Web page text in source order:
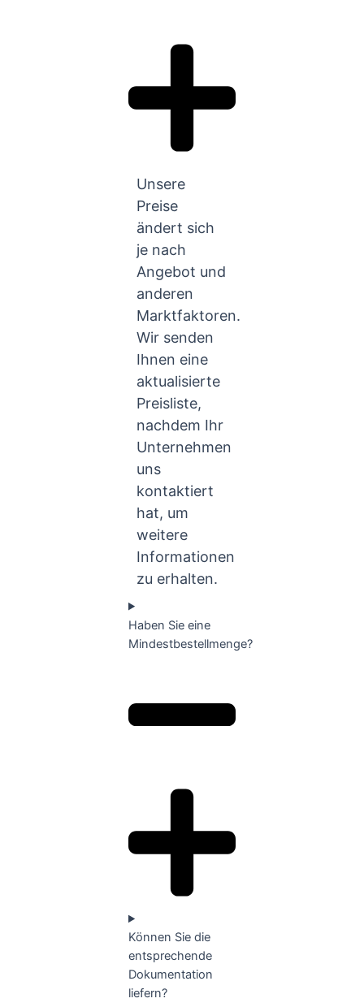
Unsere
Preise
ändert sich
je nach
Angebot und
anderen
Marktfaktoren.
Wir senden
Ihnen eine
aktualisierte
Preisliste,
nachdem Ihr
Unternehmen
uns
kontaktiert
hat, um
weitere
Informationen
zu erhalten.
Haben Sie eine
Mindestbestellmenge?
Können Sie die
entsprechende
Dokumentation
liefern?